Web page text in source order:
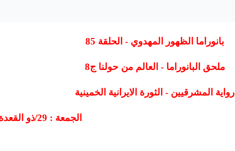
بانوراما الظهور المهدوي - الحلقة 85
ملحق البانوراما - العالم من حولنا ج8
رواية المشرقيين - الثورة الايرانية الخمينية
الجمعة : 29/ذو القعدة/1445هـ - الموافق 2024/6/7م